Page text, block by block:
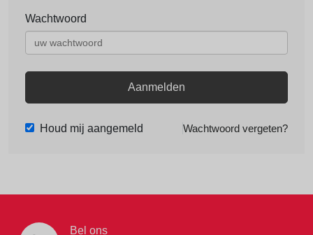
Wachtwoord
Aanmelden
Houd mij aangemeld Wachtwoord vergeten?
Bel ons